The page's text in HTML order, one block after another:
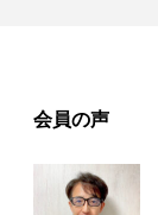
会員の声